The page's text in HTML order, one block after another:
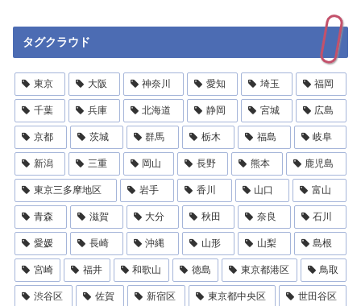
タグクラウド
東京 大阪 神奈川 愛知 埼玉 福岡
千葉 兵庫 北海道 静岡 宮城 広島
京都 茨城 群馬 栃木 福島 岐阜
新潟 三重 岡山 長野 熊本 鹿児島
東京三多摩地区 岩手 香川 山口 富山
青森 滋賀 大分 秋田 奈良 石川
愛媛 長崎 沖縄 山形 山梨 島根
宮崎 福井 和歌山 徳島 東京都港区 鳥取
渋谷区 佐賀 新宿区 東京都中央区 世田谷区